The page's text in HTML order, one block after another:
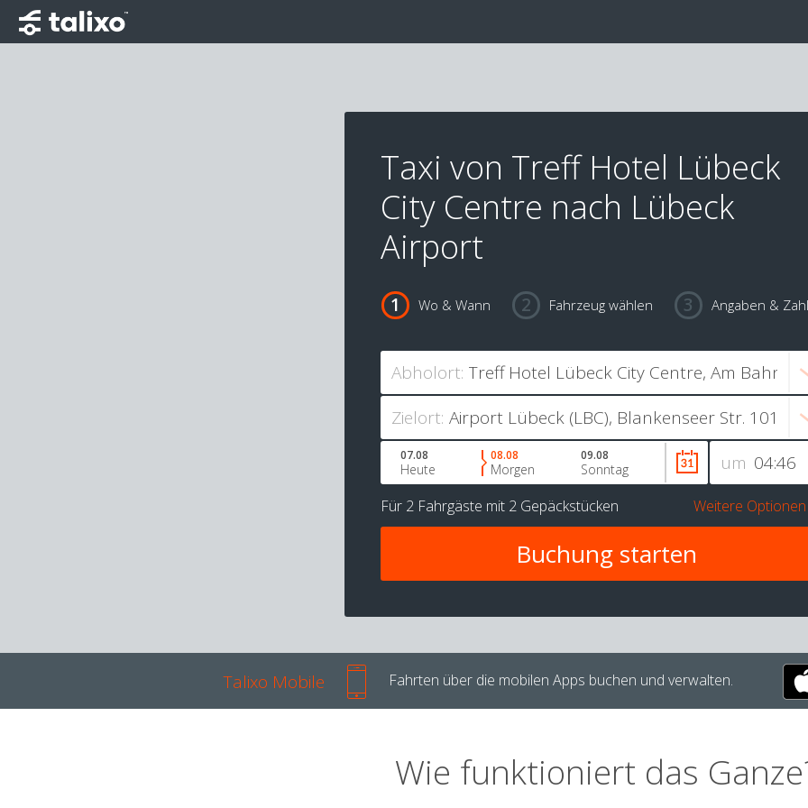
Taxi von Treff Hotel Lübeck
City Centre nach Lübeck
Airport
Wo & Wann Fahrzeug wählen Angaben &
Abholort:
Zielort:
um
07.08
Heute
08.08
Morgen
09.08
Sonntag
Für 2 Fahrgäste mit 2 Gepäckstücken Weitere Optionen
Talixo Mobile Fahrten über die mobilen Apps buchen und verwalten.
Wie funktioniert das